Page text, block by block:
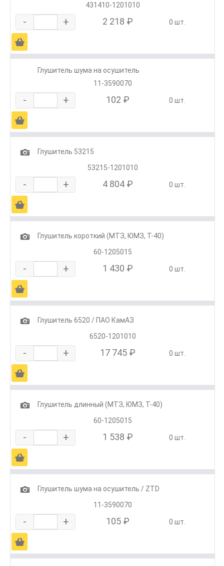
431410-1201010
- + 2 218 ₽ 0 шт.
Ä
Глушитель шума на осушитель
11-3590070
- + 102 ₽ 0 шт.
Ä
1
Глушитель 53215
53215-1201010
- + 4 804 ₽ 0 шт.
Ä
1
Глушитель короткий (МТЗ, ЮМЗ, Т-40)
60-1205015
- + 1 430 ₽ 0 шт.
Ä
1
Глушитель 6520 / ПАО КамАЗ
6520-1201010
- + 17 745 ₽ 0 шт.
Ä
1
Глушитель длинный (МТЗ, ЮМЗ, Т-40)
60-1205015
- + 1 538 ₽ 0 шт.
Ä
1
Глушитель шума на осушитель / ZTD
11-3590070
- + 105 ₽ 0 шт.
Ä